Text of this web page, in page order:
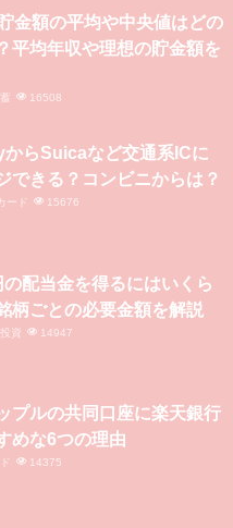
金額の平均や中央値はどの
平均年収や理想の貯金額を
16508
らSuicaなど交通系ICに
できる？コンビニからは？
ード 15676
の配当金を得るにはいくら
柄ごとの必要金額を解説
資 14947
プルの共同口座に楽天銀行
めな6つの理由
14375